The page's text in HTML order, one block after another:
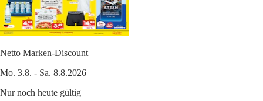
Netto Marken-Discount
Mo. 3.8. - Sa. 8.8.2026
Nur noch heute gültig